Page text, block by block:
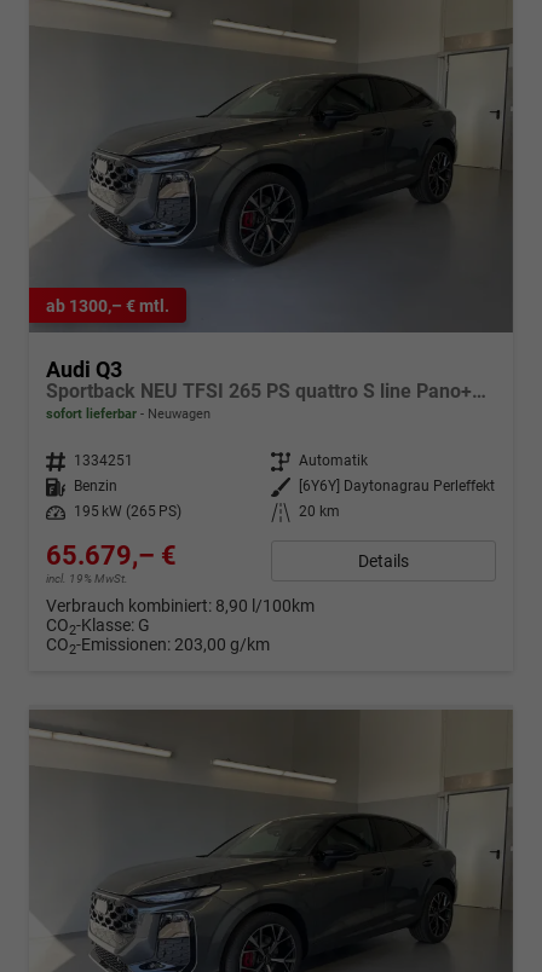
ab 1300,– € mtl.
Audi Q3
Sportback NEU TFSI 265 PS quattro S line Pano+TechPro+Matrix+AHK+HUD+Alu20+KlimaPlus+DCC+SONOS
sofort lieferbar Neuwagen
Fahrzeugnr. 1334251 Getriebe Automatik
Kraftstoff
Benzin Außenfarbe
[6Y6Y] Daytonagrau Perleffekt
Leistung
195 kW (265 PS) Kilometerstand 20 km
65.679,– €
incl. 19% MwSt.
Details
Verbrauch kombiniert: 8,90 l/100km
CO2-Klasse: G
CO2-Emissionen: 203,00 g/km